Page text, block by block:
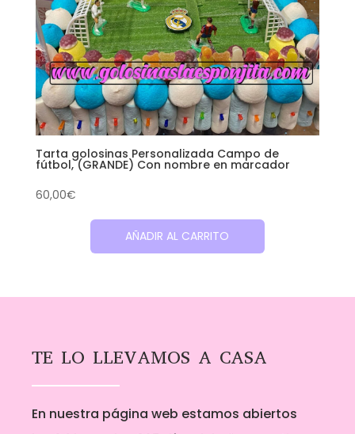
Tarta golosinas Personalizada Campo de
fútbol, (GRANDE) Con nombre en marcador
60,00€
AÑADIR AL CARRITO
TE LO LLEVAMOS A CASA
En nuestra página web estamos abiertos